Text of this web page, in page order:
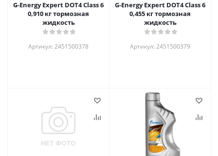
G-Energy Expert DOT4 Class 6
0,910 кг тормозная
жидкость
Артикул: 2451500378
G-Energy Expert DOT4 Class 6
0,455 кг тормозная
жидкость
Артикул: 2451500379